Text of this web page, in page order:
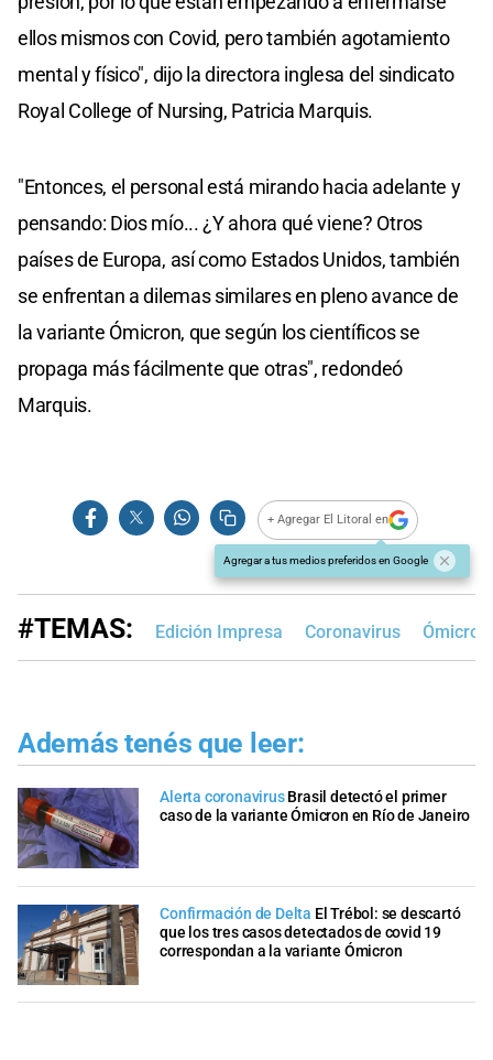
ellos mismos con Covid, pero también agotamiento
mental y físico", dijo la directora inglesa del sindicato
Royal College of Nursing, Patricia Marquis.
"Entonces, el personal está mirando hacia adelante y
pensando: Dios mío... ¿Y ahora qué viene? Otros
países de Europa, así como Estados Unidos, también
se enfrentan a dilemas similares en pleno avance de
la variante Ómicron, que según los científicos se
propaga más fácilmente que otras", redondeó
Marquis.
+ Agregar El Litoral en
Agregar a tus medios preferidos en Google
#TEMAS: Edición Impresa Coronavirus Ómicron
Además tenés que leer:
Alerta coronavirus Brasil detectó el primer
caso de la variante Ómicron en Río de Janeiro
Confirmación de Delta El Trébol: se descartó
que los tres casos detectados de covid 19
correspondan a la variante Ómicron